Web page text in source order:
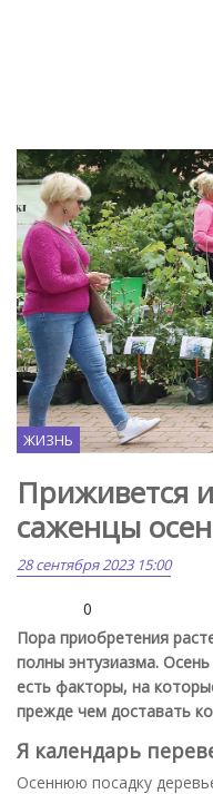
ЖИЗНЬ
Приживется
саженцы
28 сентября 2023 15:00
0
Пора приобретения
полны энтузиазма.
есть факторы, на
прежде чем доставать
Я календарь
Осеннюю посадку